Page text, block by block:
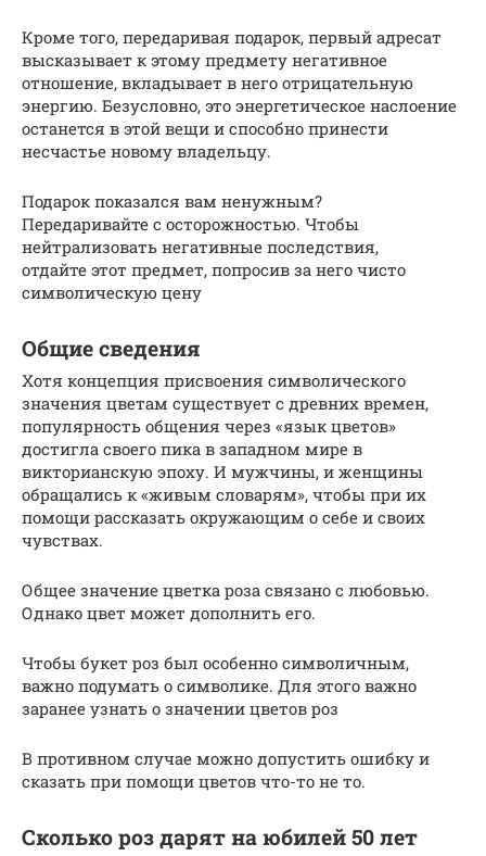
Кроме того, передаривая подарок, первый адресат
высказывает к этому предмету негативное
отношение, вкладывает в него отрицательную
энергию. Безусловно, это энергетическое наслоение
останется в этой вещи и способно принести
несчастье новому владельцу.
Подарок показался вам ненужным?
Передаривайте с осторожностью. Чтобы
нейтрализовать негативные последствия,
отдайте этот предмет, попросив за него чисто
символическую цену
Общие сведения
Хотя концепция присвоения символического
значения цветам существует с древних времен,
популярность общения через «язык цветов»
достигла своего пика в западном мире в
викторианскую эпоху. И мужчины, и женщины
обращались к «живым словарям», чтобы при их
помощи рассказать окружающим о себе и своих
чувствах.
Общее значение цветка роза связано с любовью.
Однако цвет может дополнить его.
Чтобы букет роз был особенно символичным,
важно подумать о символике. Для этого важно
заранее узнать о значении цветов роз
В противном случае можно допустить ошибку и
сказать при помощи цветов что-то не то.
Сколько роз дарят на юбилей 50 лет